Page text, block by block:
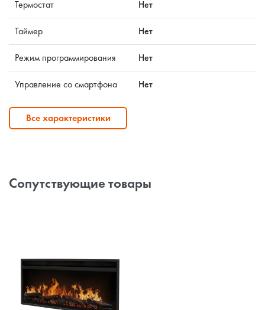
Термостат Нет
Таймер Нет
Режим программирования Нет
Управление со смартфона Нет
Все характеристики
Сопутствующие товары